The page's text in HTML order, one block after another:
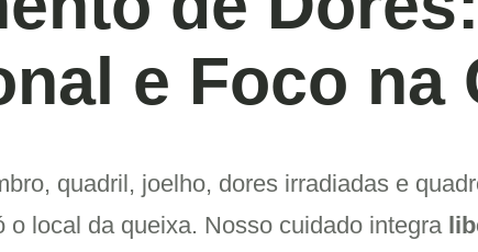
e Foco na
quadril, joelho, dores irradiadas e
o local da queixa. Nosso cuidado integra